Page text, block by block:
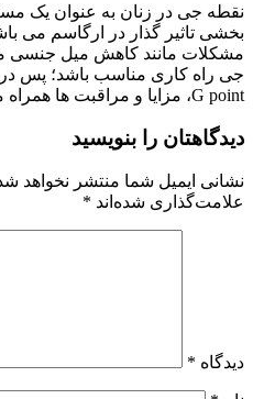
نقطه جی در زنان به عنوان یک
بخشی تاثیر گذار در ارگاسم می
مشکلات مانند کاهش میل جنسی
جی راه کاری مناسب باشد؛ پس
G point، مزایا و مراقبت ها همراه ما باشید.
دیدگاهتان را بنویسید
نشانی ایمیل شما منتشر نخواهد
علامت‌گذاری شده‌اند *
دیدگاه *